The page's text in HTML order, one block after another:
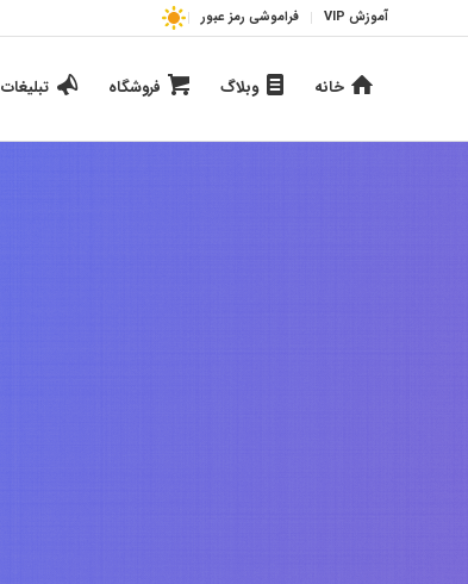
آموزش VIP فراموشی رمز عبور
خانه وبلاگ فروشگاه تبلیغات